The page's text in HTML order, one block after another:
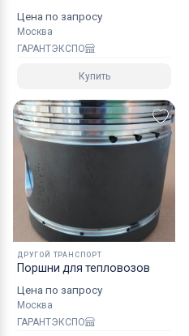
Цена по запросу
Москва
ГАРАНТЭКСПО
Купить
ДРУГОЙ ТРАНСПОРТ
Поршни для тепловозов
Цена по запросу
Москва
ГАРАНТЭКСПО